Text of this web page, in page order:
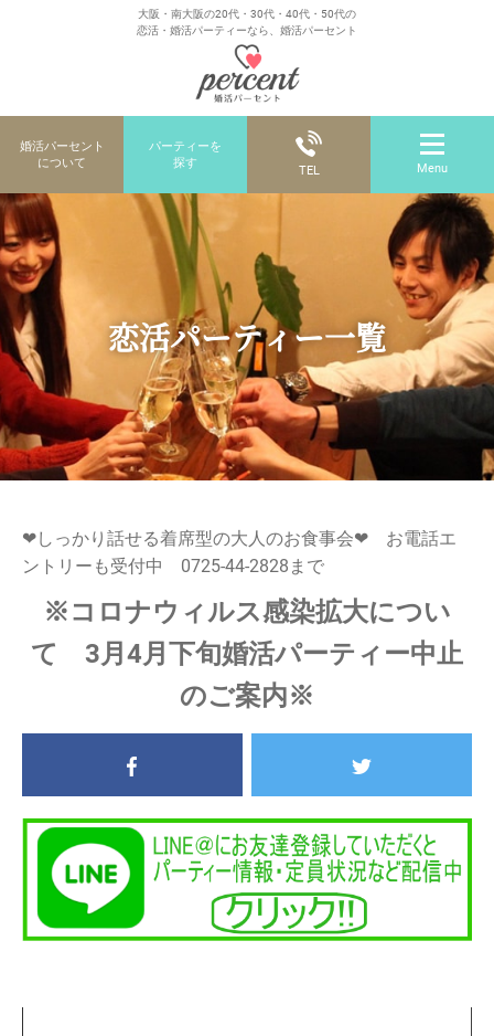
大阪・南大阪の20代・30代・40代・50代の
恋活・婚活パーティーなら、婚活パーセント
婚活パーセント
について
パーティーを
探す
TEL Menu
恋活パーティー一覧
❤しっかり話せる着席型の大人のお食事会❤ お電話エ
ントリーも受付中 0725-44-2828まで
※コロナウィルス感染拡大につい
て 3月4月下旬婚活パーティー中止
のご案内※